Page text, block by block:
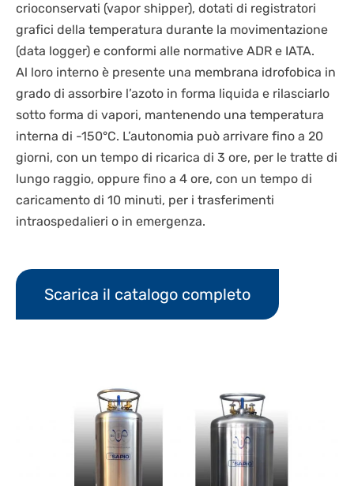
crioconservati (vapor shipper), dotati di registratori
grafici della temperatura durante la movimentazione
(data logger) e conformi alle normative ADR e IATA.
Al loro interno è presente una membrana idrofobica in
grado di assorbire l’azoto in forma liquida e rilasciarlo
sotto forma di vapori, mantenendo una temperatura
interna di -150°C. L’autonomia può arrivare fino a 20
giorni, con un tempo di ricarica di 3 ore, per le tratte di
lungo raggio, oppure fino a 4 ore, con un tempo di
caricamento di 10 minuti, per i trasferimenti
intraospedalieri o in emergenza.
Scarica il catalogo completo